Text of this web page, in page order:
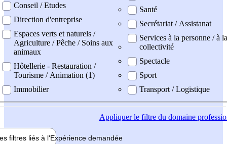
Conseil / Etudes
Direction d'entreprise
Espaces verts et naturels /
Agriculture / Pêche / Soins aux
animaux
Hôtellerie - Restauration /
Tourisme / Animation (1)
Immobilier
Santé
Secrétariat / Assistanat
Services à la personne / à la
collectivité
Spectacle
Sport
Transport / Logistique
Appliquerle filtre du domaine
filtres liés à l'Expérience demandée